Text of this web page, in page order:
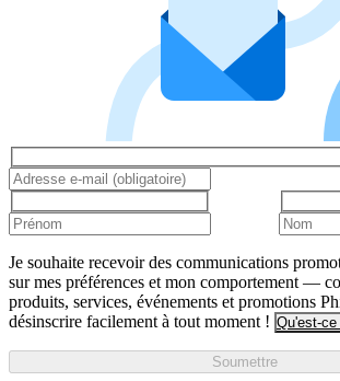
Je souhaite recevoir des communications
sur mes préférences et mon comportement —
produits, services, événements et promotions
désinscrire facilement à tout moment ! Qu'est-
Soumettre